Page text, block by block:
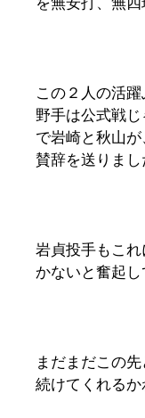
この２人の活躍
野手は公式戦
で岩崎と秋山
賛辞を送りまし
岩貞投手もこ
かないと奮起し
まだまだこの
続けてくれるか